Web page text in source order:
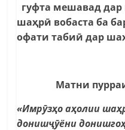
гуфта мешавад
шаҳрӣ вобаста ба
офати табиӣ дар
Матни
«Имрӯзҳо аҳолии
донишҷӯёни